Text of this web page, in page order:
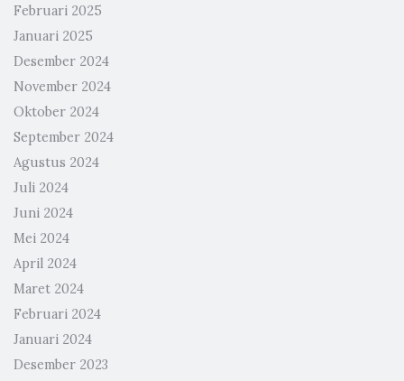
Februari 2025
Januari 2025
Desember 2024
November 2024
Oktober 2024
September 2024
Agustus 2024
Juli 2024
Juni 2024
Mei 2024
April 2024
Maret 2024
Februari 2024
Januari 2024
Desember 2023